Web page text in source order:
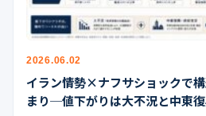
イラン情勢まとめ
公式ブログ
会社案内
2026.06.02
イラン情勢×ナフサショックで
まり─値下がりは大不況と中東復